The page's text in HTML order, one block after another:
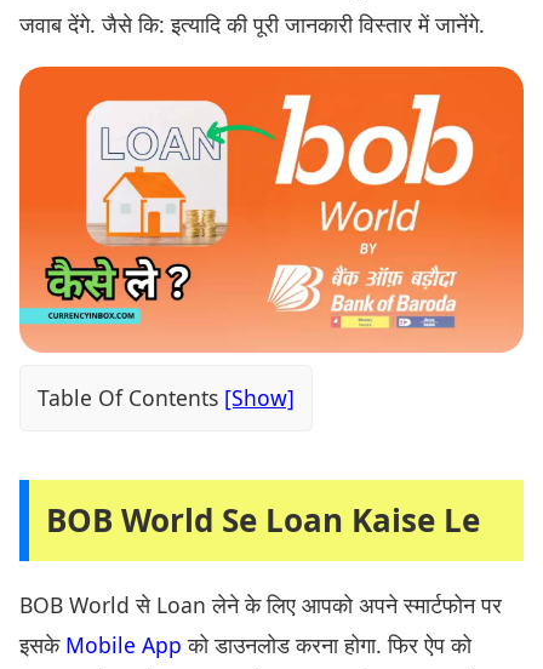
जवाब देंगे. जैसे कि: इत्यादि की पूरी जानकारी विस्तार में जानेंगे.
Table Of Contents
BOB World Se Loan Kaise Le
BOB World से Loan लेने के लिए आपको अपने स्मार्टफोन पर
इसके Mobile App को डाउनलोड करना होगा. फिर ऐप को